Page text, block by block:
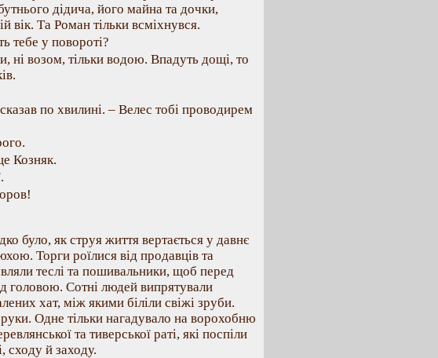
дідича, його майна та дочки,
вік. Та Роман тільки всміхнувся.
тебе у повороті?
ні возом, тільки водою. Впадуть дощі, то
по хвилині. – Велес тобі проводирем
Козняк.
було, як струя життя вертається у давнє
Торги роїлися від продавців та
теслі та пошивальники, щоб перед
головою. Сотні людей випрятували
хат, між якими біліли свіжі зруби.
Одне тільки нагадувало на ворохобню
та тиверської раті, які поспіли
сходу й заходу.